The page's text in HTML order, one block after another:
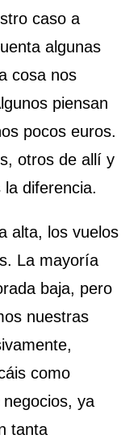
caso a
algunas
cosa nos
piensan
pocos euros.
otros de allí y
diferencia.
alta, los vuelos
La mayoría
baja, pero
nuestras
como
ya
tanta